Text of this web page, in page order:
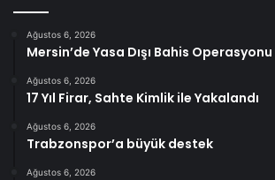
Ağustos 6, 2026
Mersin’de Yasa Dışı Bahis Operasyonu
Ağustos 6, 2026
17 Yıl Firar, Sahte Kimlik ile Yakalandı
Ağustos 6, 2026
Trabzonspor’a büyük destek
Ağustos 6, 2026